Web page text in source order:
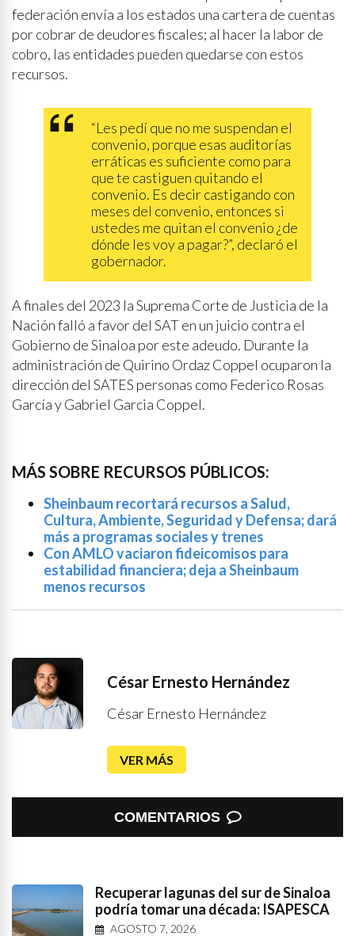
federación envía a los estados una cartera de cuentas
por cobrar de deudores fiscales; al hacer la labor de
cobro, las entidades pueden quedarse con estos
recursos.
“Les pedí que no me suspendan el
convenio, porque esas auditorías
erráticas es suficiente como para
que te castiguen quitando el
convenio. Es decir castigando con
meses del convenio, entonces si
ustedes me quitan el convenio ¿de
dónde les voy a pagar?”, declaró el
gobernador.
A finales del 2023 la Suprema Corte de Justicia de la
Nación falló a favor del SAT en un juicio contra el
Gobierno de Sinaloa por este adeudo. Durante la
administración de Quirino Ordaz Coppel ocuparon la
dirección del SATES personas como Federico Rosas
García y Gabriel Garcia Coppel.
MÁS SOBRE RECURSOS PÚBLICOS:
Sheinbaum recortará recursos a Salud,
Cultura, Ambiente, Seguridad y Defensa; dará
más a programas sociales y trenes
Con AMLO vaciaron fideicomisos para
estabilidad financiera; deja a Sheinbaum
menos recursos
César Ernesto Hernández
César Ernesto Hernández
VER MÁS
COMENTARIOS
Recuperar lagunas del sur de Sinaloa
podría tomar una década: ISAPESCA
AGOSTO 7, 2026